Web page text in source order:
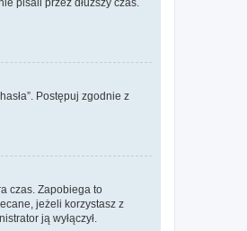
Postępuj zgodnie z
czas. Zapobiega to
jeżeli korzystasz z
ją wyłączył.